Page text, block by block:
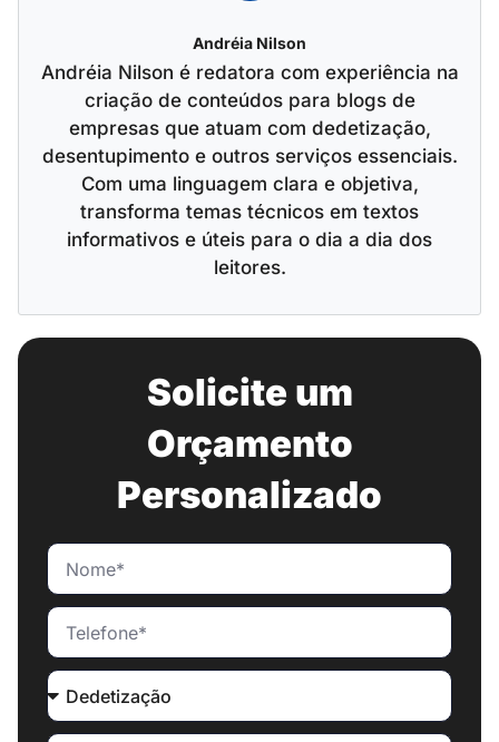
Andréia Nilson
Andréia Nilson é redatora com experiência na
criação de conteúdos para blogs de
empresas que atuam com dedetização,
desentupimento e outros serviços essenciais.
Com uma linguagem clara e objetiva,
transforma temas técnicos em textos
informativos e úteis para o dia a dia dos
leitores.
Solicite um
Orçamento
Personalizado